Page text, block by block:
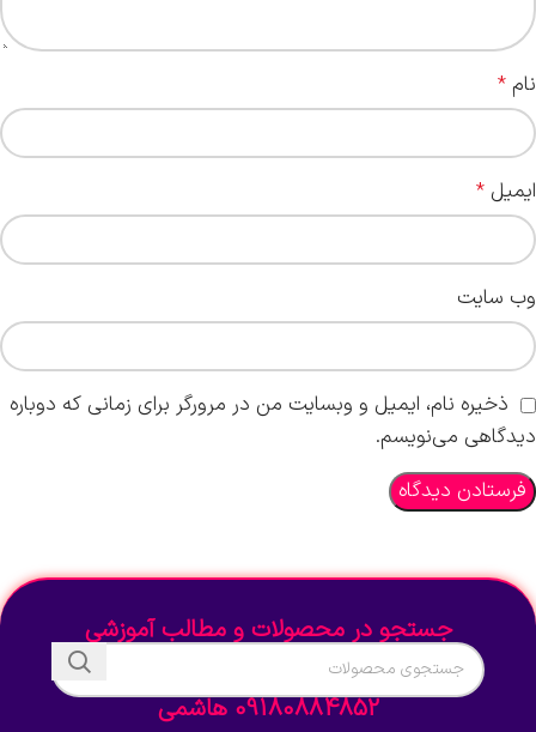
نام *
ایمیل *
وب‌ سایت
ذخیره نام، ایمیل و وبسایت من در مرورگر برای زمانی که دوباره
دیدگاهی می‌نویسم.
جستجو در محصولات و مطالب آموزشی
09180884852 هاشمی